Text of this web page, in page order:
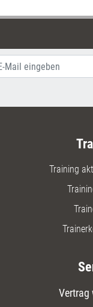
Training
Vertrag